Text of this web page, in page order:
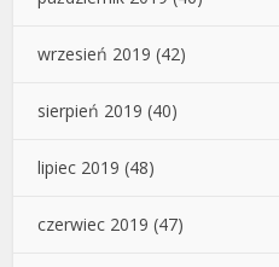
wrzesień 2019 (42)
sierpień 2019 (40)
lipiec 2019 (48)
czerwiec 2019 (47)